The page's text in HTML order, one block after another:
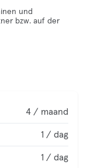
und
bzw. auf der
4 / maand
1 / dag
1 / dag